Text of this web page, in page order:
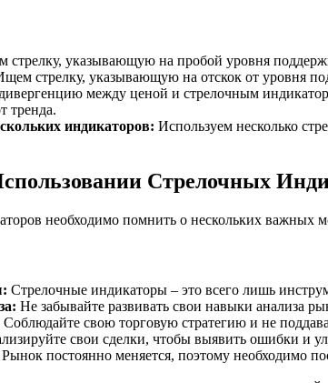
стрелку, указывающую на пробой уровня
стрелку, указывающую на отскок от уровня
между ценой и стрелочным
тренда.
индикаторов: Используем несколько
Стрелочных
необходимо помнить о нескольких важных
Стрелочные индикаторы – это всего лишь
Не забывайте развивать свои навыки анализа
Соблюдайте свою торговую стратегию и не
свои сделки, чтобы выявить ошибки и
Рынок постоянно меняется, поэтому необходимо